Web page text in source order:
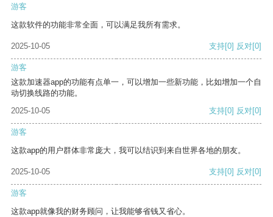
游客
这款软件的功能非常全面，可以满足我所有需求。
2025-10-05 支持[0] 反对[0]
游客
这款加速器app的功能有点单一，可以增加一些新功能，比如增加一个自
动切换线路的功能。
2025-10-05
支持[0] 反对[0]
游客
这款app的用户群体非常庞大，我可以结识到来自世界各地的朋友。
2025-10-05 支持[0] 反对[0]
游客
这款app就像我的财务顾问，让我能够省钱又省心。